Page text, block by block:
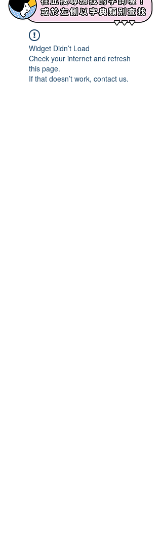
Widget Didn’t Load
Check your internet and refresh
this page.
If that doesn’t work, contact us.